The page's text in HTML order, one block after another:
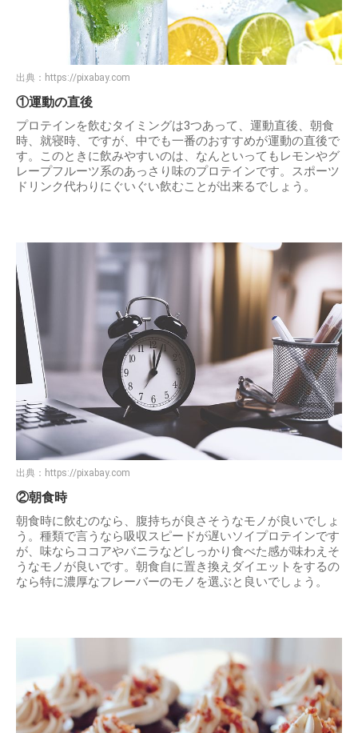
出典： https://pixabay.com
①運動の直後
プロテインを飲むタイミングは3つあって、運動直後、朝食
時、就寝時、ですが、中でも一番のおすすめが運動の直後で
す。このときに飲みやすいのは、なんといってもレモンやグ
レープフルーツ系のあっさり味のプロテインです。スポーツ
ドリンク代わりにぐいぐい飲むことが出来るでしょう。
出典： https://pixabay.com
②朝食時
朝食時に飲むのなら、腹持ちが良さそうなモノが良いでしょ
う。種類で言うなら吸収スピードが遅いソイプロテインです
が、味ならココアやバニラなどしっかり食べた感が味わえそ
うなモノが良いです。朝食自に置き換えダイエットをするの
なら特に濃厚なフレーバーのモノを選ぶと良いでしょう。